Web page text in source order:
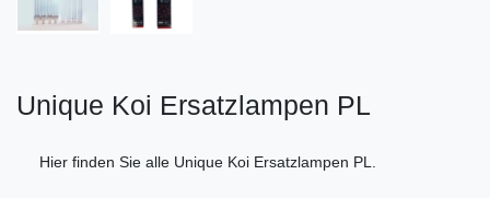
Unique Koi Ersatzlampen PL
Hier finden Sie alle Unique Koi Ersatzlampen PL.